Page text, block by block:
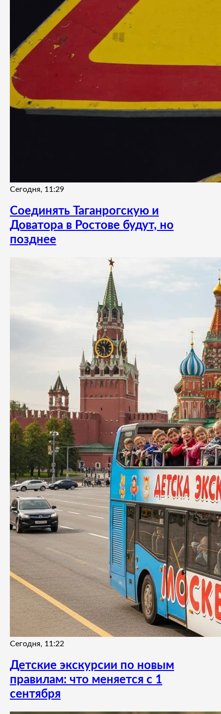
Сегодня, 11:29
Соединять Таганрогскую и
Доватора в Ростове будут, но
позднее
Сегодня, 11:22
Детские экскурсии по новым
правилам: что меняется с 1
сентября